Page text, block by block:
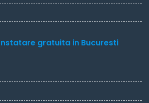
gratuita in Bucuresti